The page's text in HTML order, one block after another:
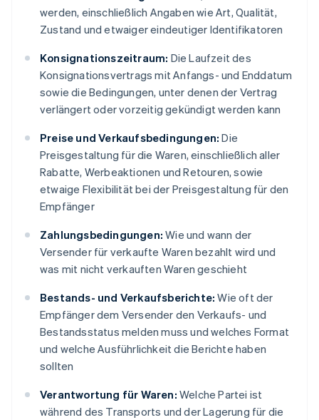
werden, einschließlich Angaben wie Art, Qualität,
Zustand und etwaiger eindeutiger Identifikatoren
Konsignationszeitraum: Die Laufzeit des
Konsignationsvertrags mit Anfangs- und Enddatum
sowie die Bedingungen, unter denen der Vertrag
verlängert oder vorzeitig gekündigt werden kann
Preise und Verkaufsbedingungen: Die
Preisgestaltung für die Waren, einschließlich aller
Rabatte, Werbeaktionen und Retouren, sowie
etwaige Flexibilität bei der Preisgestaltung für den
Empfänger
Zahlungsbedingungen: Wie und wann der
Versender für verkaufte Waren bezahlt wird und
was mit nicht verkauften Waren geschieht
Bestands- und Verkaufsberichte: Wie oft der
Empfänger dem Versender den Verkaufs- und
Bestandsstatus melden muss und welches Format
und welche Ausführlichkeit die Berichte haben
sollten
Verantwortung für Waren: Welche Partei ist
während des Transports und der Lagerung für die